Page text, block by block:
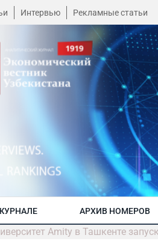
Интервью Рекламные статьи
АРХИВ НОМЕРОВ
Amity в Ташкенте